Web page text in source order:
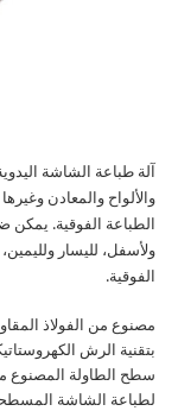
والألواح والمعادن
الطباعة الفوقية. يمكن
ولأسفل، لليسار
الفوقية.
مصنوع من الفولاذ
بتقنية الرش
سطح الطاولة المصنوع
لطباعة الشاشة